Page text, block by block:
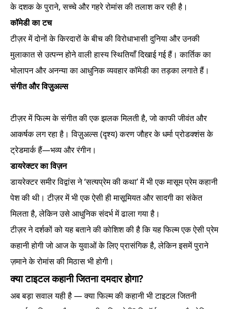
के दशक के पुराने, सच्चे और गहरे रोमांस की तलाश कर रही है।
कॉमेडी का टच
टीज़र में दोनों के किरदारों के बीच की विरोधाभासी दुनिया और उनकी
मुलाकात से उत्पन्न होने वाली हास्य स्थितियाँ दिखाई गई हैं। कार्तिक का
भोलापन और अनन्या का आधुनिक व्यवहार कॉमेडी का तड़का लगाते हैं।
संगीत और विज़ुअल्स
टीज़र में फिल्म के संगीत की एक झलक मिलती है, जो काफी जीवंत और
आकर्षक लग रहा है। विज़ुअल्स (दृश्य) करण जौहर के धर्मा प्रोडक्शंस के
ट्रेडमार्क हैं—भव्य और रंगीन।
डायरेक्टर का विज़न
डायरेक्टर समीर विद्वांस ने ‘सत्यप्रेम की कथा’ में भी एक मासूम प्रेम कहानी
पेश की थी। टीज़र में भी एक ऐसी ही मासूमियत और सादगी का संकेत
मिलता है, लेकिन उसे आधुनिक संदर्भ में ढाला गया है।
टीज़र ने दर्शकों को यह बताने की कोशिश की है कि यह फिल्म एक ऐसी प्रेम
कहानी होगी जो आज के युवाओं के लिए प्रासंगिक है, लेकिन इसमें पुराने
ज़माने के रोमांस की मिठास भी होगी।
क्या टाइटल कहानी जितना दमदार होगा?
अब बड़ा सवाल यही है — क्या फिल्म की कहानी भी टाइटल जितनी